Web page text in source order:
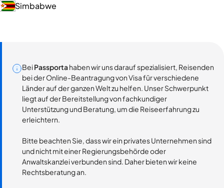
Simbabwe
BeiPassportahaben wir uns darauf spezialisiert, Reisenden
bei der Online-Beantragung von Visa für verschiedene
Länder auf der ganzen Welt zu helfen. Unser Schwerpunkt
liegt auf der Bereitstellung von fachkundiger
Unterstützung und Beratung, um die Reiseerfahrung zu
erleichtern.
Bitte beachten Sie, dass wir ein privates Unternehmen sind
und nicht mit einer Regierungsbehörde oder
Anwaltskanzlei verbunden sind. Daher bieten wir keine
Rechtsberatung an.